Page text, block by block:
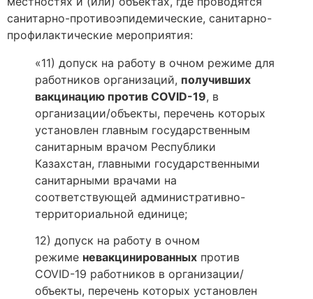
санитарно-противоэпидемические, санитарно-
профилактические мероприятия:
«11) допуск на работу в очном режиме для
работников организаций, получивших
вакцинацию против COVID-19, в
организации/объекты, перечень которых
установлен главным государственным
санитарным врачом Республики
Казахстан, главными государственными
санитарными врачами на
соответствующей административно-
территориальной единице;
12) допуск на работу в очном
режиме невакцинированных против
COVID-19 работников в организации/
объекты, перечень которых установлен